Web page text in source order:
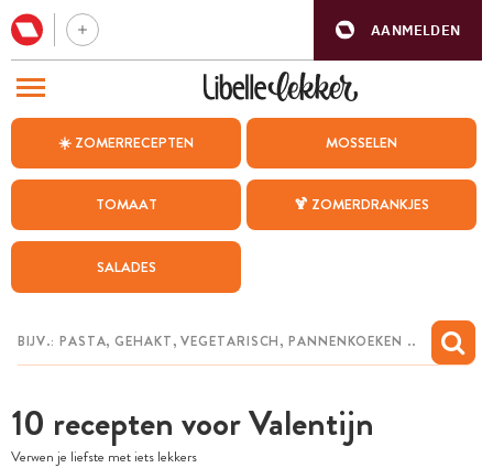
AANMELDEN
☀️ ZOMERRECEPTEN MOSSELEN
TOMAAT 🍹 ZOMERDRANKJES
SALADES
10 recepten voor Valentijn
Verwen je liefste met iets lekkers
BEZOEK ONZE ANDERE WEBSITES
WEEKMENU
CHAT MET MAIA
MIJN BEWAARDE RECEPTEN